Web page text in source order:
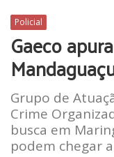
Policial
Gaeco
Grupo de
Crime
busca em
podem chegar